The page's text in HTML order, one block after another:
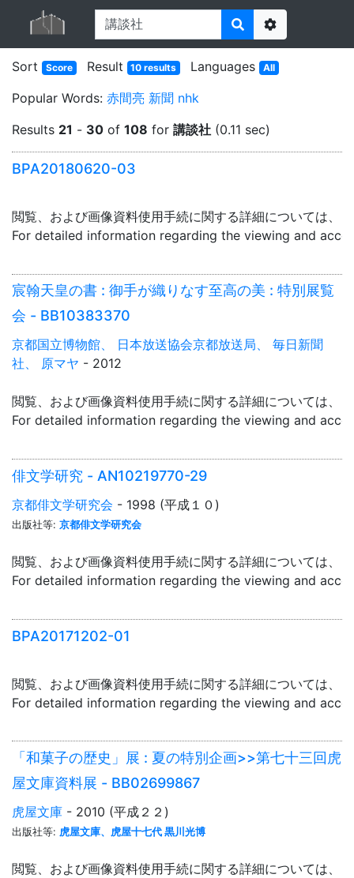
Options
Sort
Score Result 10 results Languages All
Popular Words: 赤間亮 新聞 nhk
Results 21 - 30 of 108 for 講談社 (0.11 sec)
BPA20180620-03
閲覧、および画像資料使用手続に関する詳細については、「
For detailed information regarding the viewing and
宸翰天皇の書 : 御手が織りなす至高の美 : 特別展覧
会 - BB10383370
京都国立博物館、 日本放送協会京都放送局、 毎日新聞
社、 原マヤ - 2012
閲覧、および画像資料使用手続に関する詳細については、「
For detailed information regarding the viewing and
俳文学研究 - AN10219770-29
京都俳文学研究会 - 1998 (平成１０)
出版社等: 京都俳文学研究会
閲覧、および画像資料使用手続に関する詳細については、「
For detailed information regarding the viewing and
BPA20171202-01
閲覧、および画像資料使用手続に関する詳細については、「
For detailed information regarding the viewing and
「和菓子の歴史」展 : 夏の特別企画>>第七十三回虎
屋文庫資料展 - BB02699867
虎屋文庫 - 2010 (平成２２)
出版社等: 虎屋文庫、虎屋十七代 黒川光博
閲覧、および画像資料使用手続に関する詳細については、「